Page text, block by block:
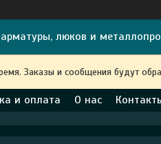
люков и
Заказы и сообщения будут
и оплата О нас